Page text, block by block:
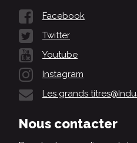
Facebook
Twitter
Youtube
Instagram
Les grands
Nous contacter